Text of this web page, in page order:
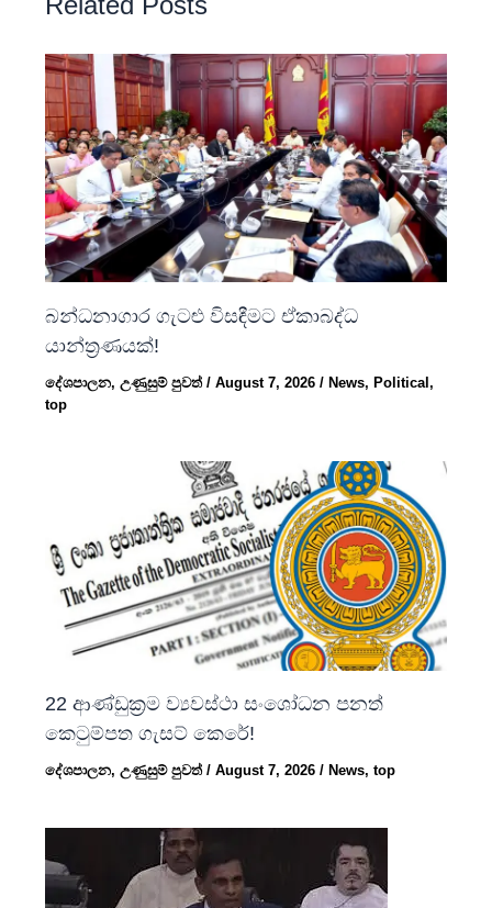
Related Posts
බන්ධනාගාර ගැටළු විසඳීමට ඒකාබද්ධ
යාන්ත්‍රණයක්!
දේශපාලන,උණුසුම් පුවත්/August 7, 2026/News,Political,
top
22 ආණ්ඩුක්‍රම ව්‍යවස්ථා සංශෝධන පනත්
කෙටුම්පත ගැසට් කෙරේ!
දේශපාලන,උණුසුම් පුවත්/August 7, 2026/ News,top